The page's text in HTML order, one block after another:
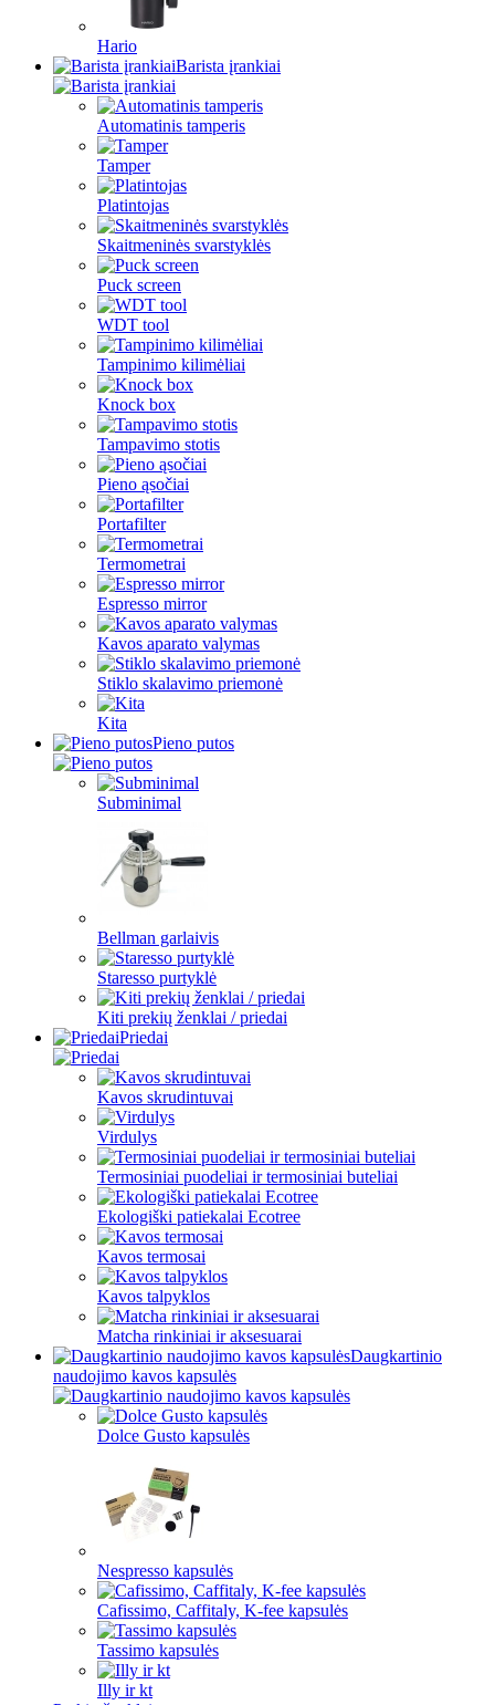
Hario
Barista įrankiai
Automatinis tamperis
Tamper
Platintojas
Skaitmeninės svarstyklės
Puck screen
WDT tool
Tampinimo kilimėliai
Knock box
Tampavimo stotis
Pieno ąsočiai
Portafilter
Termometrai
Espresso mirror
Kavos aparato valymas
Stiklo skalavimo priemonė
Kita
Pieno putos
Subminimal
Bellman garlaivis
Staresso purtyklė
Kiti prekių ženklai / priedai
Priedai
Kavos skrudintuvai
Virdulys
Termosiniai puodeliai ir termosiniai buteliai
Ekologiški patiekalai Ecotree
Kavos termosai
Kavos talpyklos
Matcha rinkiniai ir aksesuarai
Daugkartinio
naudojimo kavos kapsulės
Dolce Gusto kapsulės
Nespresso kapsulės
Cafissimo, Caffitaly, K-fee kapsulės
Tassimo kapsulės
Illy ir kt